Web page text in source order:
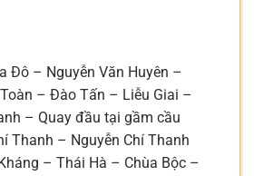
Đô – Nguyễn Văn Huyên –
– Đào Tấn – Liễu Giai –
– Quay đầu tại gầm cầu
Thanh – Nguyễn Chí Thanh
– Thái Hà – Chùa Bộc –